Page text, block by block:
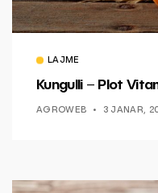
LAJME
Kungulli – Plot
AGROWEB 3 JANAR,